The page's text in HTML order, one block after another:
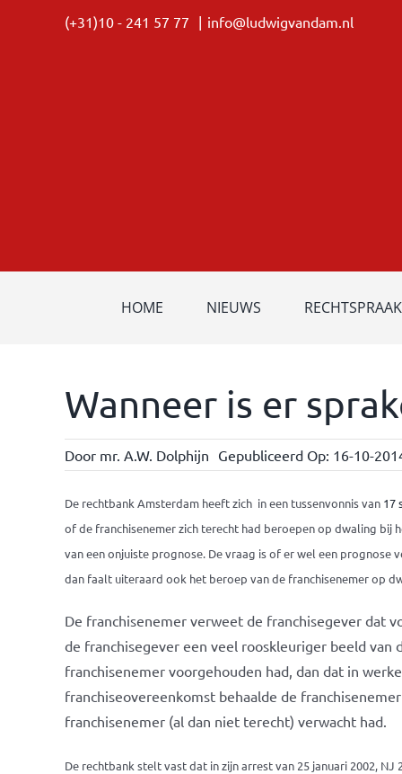
(+31)10 - 241 57 77 | info@ludwigvandam.nl
HOME NIEUWS RECHTSPRAAK
Wanneer is er
Door mr. A.W. Dolphijn Gepubliceerd Op: 16-10-
De rechtbank Amsterdam heeft zich in een tussenvonnis van 17
of de franchisenemer zich terecht had beroepen op dwaling bij
van een onjuiste prognose. De vraag is of er wel een
dan faalt uiteraard ook het beroep van de franchisenemer op
De franchisenemer verweet de franchisegever dat
de franchisegever een veel rooskleuriger beeld
franchisenemer voorgehouden had, dan dat in
franchiseovereenkomst behaalde de
franchisenemer (al dan niet terecht) verwacht had.
De rechtbank stelt vast dat in zijn arrest van 25 januari 2002,